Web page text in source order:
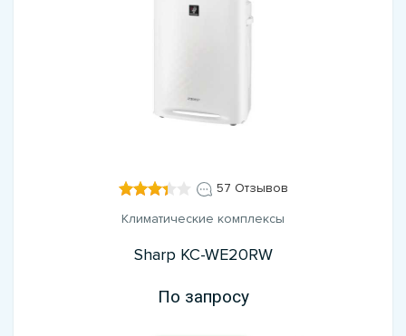
57 Отзывов
Климатические комплексы
Sharp KC-WE20RW
По запросу